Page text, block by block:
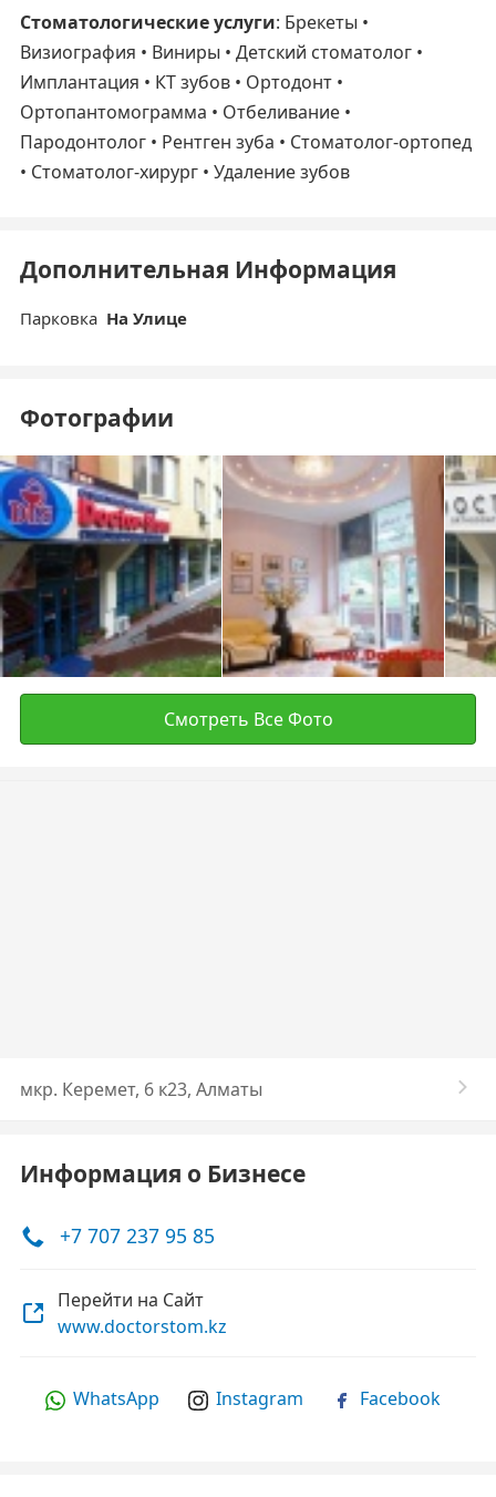
Стоматологические услуги: Брекеты •
Визиография • Виниры • Детский стоматолог •
Имплантация • КТ зубов • Ортодонт •
Ортопантомограмма • Отбеливание •
Пародонтолог • Рентген зуба • Стоматолог-ортопед
• Стоматолог-хирург • Удаление зубов
Дополнительная Информация
Парковка На Улице
Фотографии
Смотреть Все Фото
мкр. Керемет, 6 к23, Алматы
Информация о Бизнесе
+7 707 237 95 85
Перейти на Сайт
www.doctorstom.kz
WhatsApp Instagram Facebook